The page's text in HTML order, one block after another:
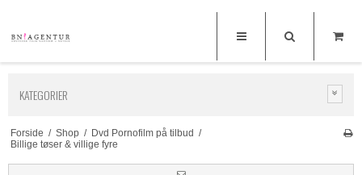
KATEGORIER
Forside / Shop / Dvd Pornofilm på tilbud /
Billige tøser & villige fyre